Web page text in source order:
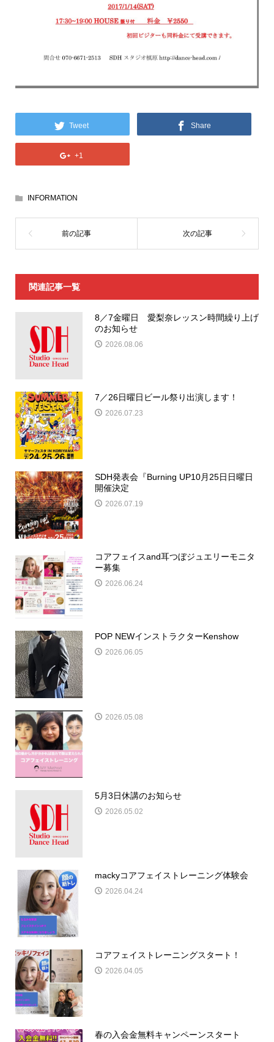
Tweet Share
+1
INFORMATION
関連記事一覧
8／7金曜日 愛梨奈レッスン時間繰り上げ
のお知らせ
2026.08.06
7／26日曜日ビール祭り出演します！
2026.07.23
SDH発表会『Burning UP10月25日日曜日
開催決定
2026.07.19
コアフェイスand耳つぼジュエリーモニタ
ー募集
2026.06.24
POP NEWインストラクターKenshow
2026.06.05
2026.05.08
5月3日休講のお知らせ
2026.05.02
mackyコアフェイストレーニング体験会
2026.04.24
コアフェイストレーニングスタート！
2026.04.05
春の入会金無料キャンペーンスタート